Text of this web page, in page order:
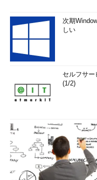
次期
しい
セルフサ
(1/2)